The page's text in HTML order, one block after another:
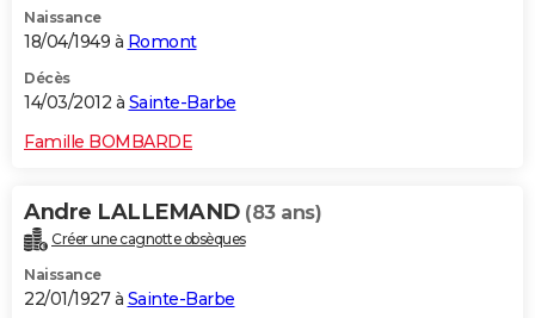
Naissance
18/04/1949 à Romont
Décès
14/03/2012 à Sainte-Barbe
Famille BOMBARDE
Andre LALLEMAND (83 ans)
Créer une cagnotte obsèques
Naissance
22/01/1927 à Sainte-Barbe